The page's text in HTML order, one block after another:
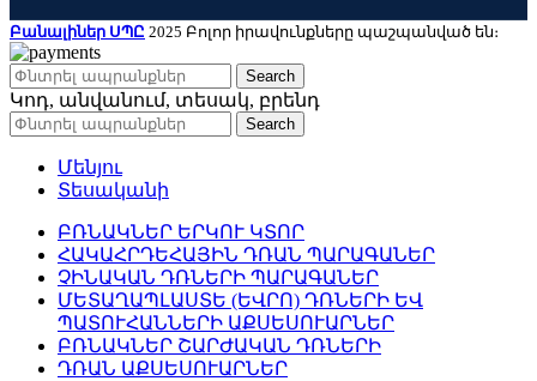
Բանալիներ ՍՊԸ 2025 Բոլոր իրավունքները պաշպանված են։
Search
Կոդ, անվանում, տեսակ, բրենդ
Search
Մենյու
Տեսականի
ԲՌՆԱԿՆԵՐ ԵՐԿՈՒ ԿՏՈՐ
ՀԱԿԱՀՐԴԵՀԱՅԻՆ ԴՌԱՆ ՊԱՐԱԳԱՆԵՐ
ՉԻՆԱԿԱՆ ԴՌՆԵՐԻ ՊԱՐԱԳԱՆԵՐ
ՄԵՏԱՂԱՊԼԱՍՏԵ (ԵՎՐՈ) ԴՌՆԵՐԻ ԵՎ
ՊԱՏՈՒՀԱՆՆԵՐԻ ԱՔՍԵՍՈՒԱՐՆԵՐ
ԲՌՆԱԿՆԵՐ ՇԱՐԺԱԿԱՆ ԴՌՆԵՐԻ
ԴՌԱՆ ԱՔՍԵՍՈՒԱՐՆԵՐ